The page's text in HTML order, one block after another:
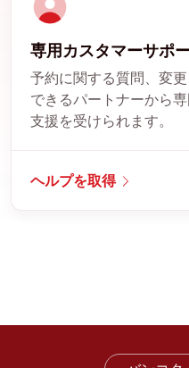
専用カスタマーサポ
予約に関する質問、変
できるパートナーから
支援を受けられます。
ヘルプを取得